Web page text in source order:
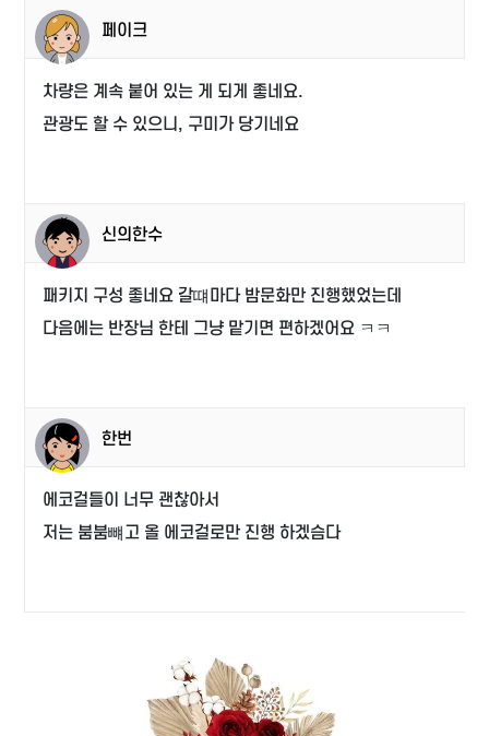
페이크
차량은 계속 붙어 있는 게 되게 좋네요.
관광도 할 수 있으니, 구미가 당기네요
신의한수
패키지 구성 좋네요 갈떄마다 밤문화만 진행했었는데
다음에는 반장님 한테 그냥 맡기면 편하겠어요 ㅋㅋ
한번
에코걸들이 너무 괜찮아서
저는 붐붐뺴고 올 에코걸로만 진행 하겠슴다